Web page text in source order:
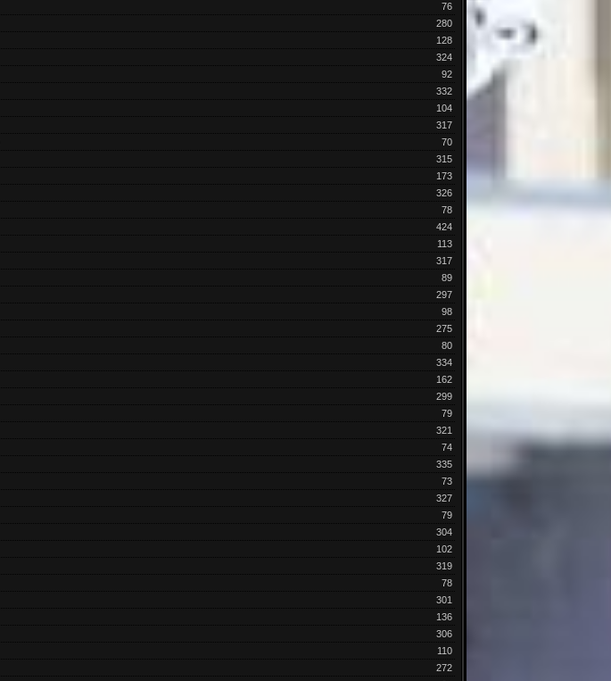
76
280
128
324
92
332
104
317
70
315
173
326
78
424
113
317
89
297
98
275
80
334
162
299
79
321
74
335
73
327
79
304
102
319
78
301
136
306
110
272